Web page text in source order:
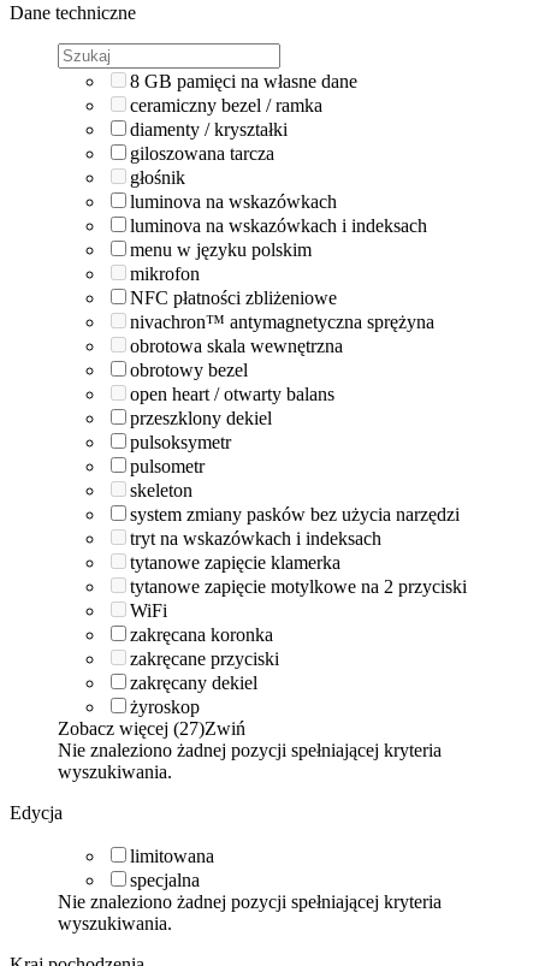
Dane techniczne
8 GB pamięci na własne dane
ceramiczny bezel / ramka
diamenty / kryształki
giloszowana tarcza
głośnik
luminova na wskazówkach
luminova na wskazówkach i indeksach
menu w języku polskim
mikrofon
NFC płatności zbliżeniowe
nivachron™ antymagnetyczna sprężyna
obrotowa skala wewnętrzna
obrotowy bezel
open heart / otwarty balans
przeszklony dekiel
pulsoksymetr
pulsometr
skeleton
system zmiany pasków bez użycia narzędzi
tryt na wskazówkach i indeksach
tytanowe zapięcie klamerka
tytanowe zapięcie motylkowe na 2 przyciski
WiFi
zakręcana koronka
zakręcane przyciski
zakręcany dekiel
żyroskop
Zobacz więcej (27)Zwiń
Nie znaleziono żadnej pozycji spełniającej kryteria
wyszukiwania.
Edycja
limitowana
specjalna
Nie znaleziono żadnej pozycji spełniającej kryteria
wyszukiwania.